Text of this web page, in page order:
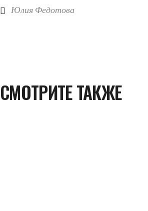
Юлия Федотова
СМОТРИТЕ ТАКЖЕ